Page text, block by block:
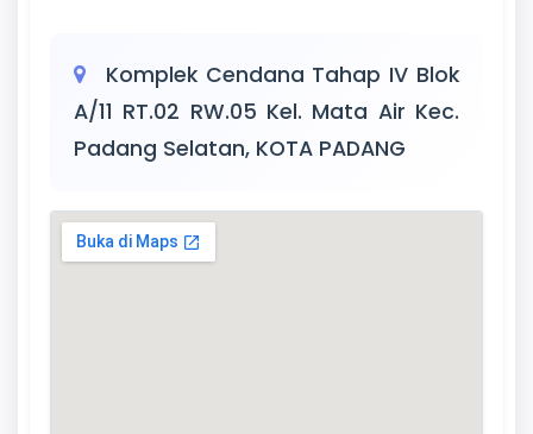
Komplek Cendana Tahap IV Blok
A/11 RT.02 RW.05 Kel. Mata Air Kec.
Padang Selatan, KOTA PADANG